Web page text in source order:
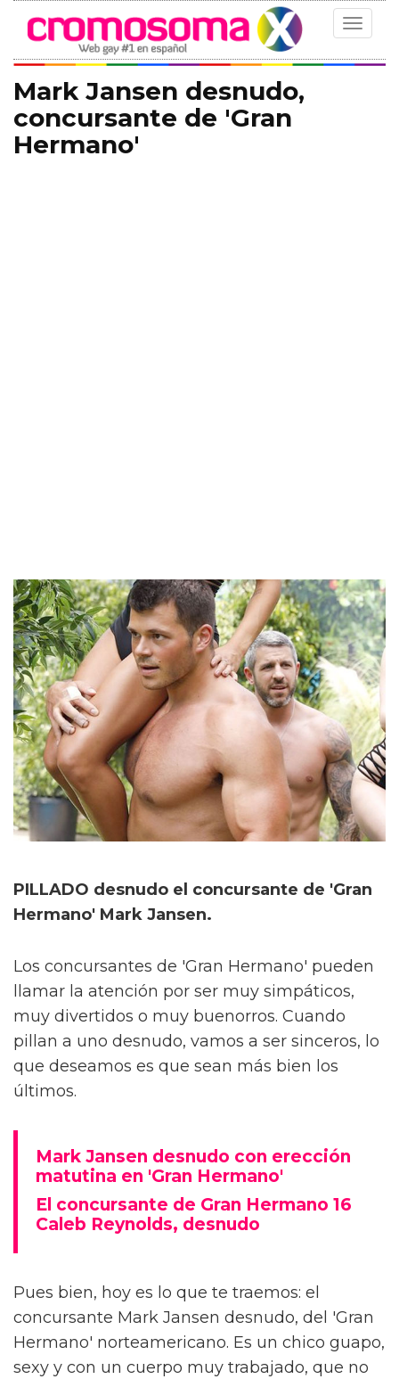
Toggle
Mark Jansen desnudo,
concursante de 'Gran
Hermano'
PILLADO desnudo el concursante de 'Gran
Hermano' Mark Jansen.
Los concursantes de 'Gran Hermano' pueden
llamar la atención por ser muy simpáticos,
muy divertidos o muy buenorros. Cuando
pillan a uno desnudo, vamos a ser sinceros, lo
que deseamos es que sean más bien los
últimos.
Mark Jansen desnudo con erección
matutina en 'Gran Hermano'
El concursante de Gran Hermano 16
Caleb Reynolds, desnudo
Pues bien, hoy es lo que te traemos: el
concursante Mark Jansen desnudo, del 'Gran
Hermano' norteamericano. Es un chico guapo,
sexy y con un cuerpo muy trabajado, que no